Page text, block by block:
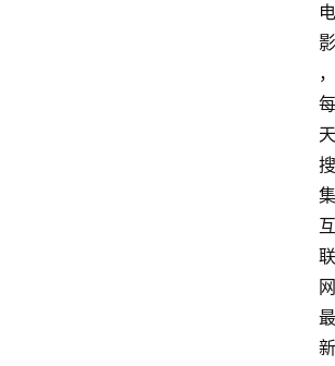
电
影
，
每
天
搜
集
互
联
网
最
新